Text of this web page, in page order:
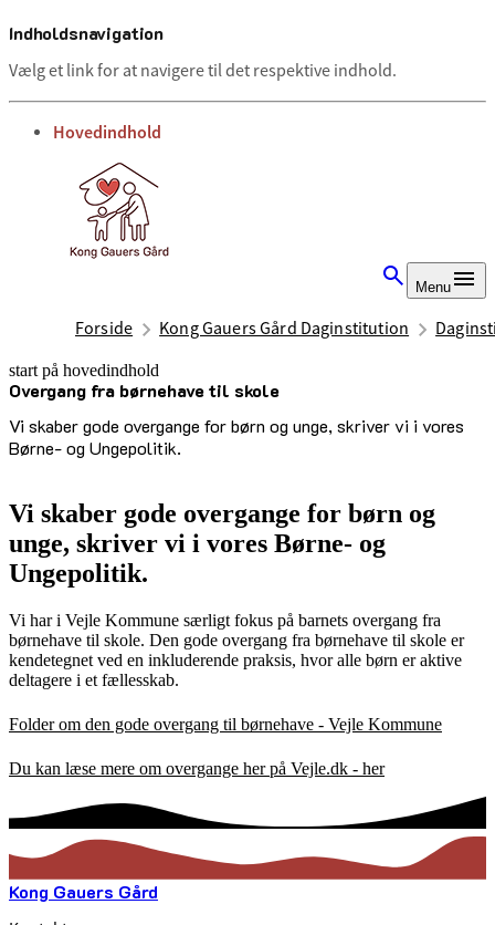
Indholdsnavigation
Vælg et link for at navigere til det respektive indhold.
gå til
Hovedindhold
Menu
Forside Kong Gauers Gård Daginstitution
start på hovedindhold
Overgang fra børnehave til skole
Vi skaber gode overgange for børn og unge, skriver vi i vores
Børne- og Ungepolitik.
senest opdateret 2. oktober 2025
Vi skaber gode overgange for børn og
unge, skriver vi i vores Børne- og
Ungepolitik.
Vi har i Vejle Kommune særligt fokus på barnets overgang fra
børnehave til skole. Den gode overgang fra børnehave til skole er
kendetegnet ved en inkluderende praksis, hvor alle børn er aktive
deltagere i et fællesskab.
Folder om den gode overgang til børnehave - Vejle Kommune
Du kan læse mere om overgange her på Vejle.dk - her
Kong Gauers Gård